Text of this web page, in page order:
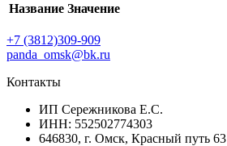
Название Значение
+7 (3812)309-909
panda_omsk@bk.ru
Контакты
ИП Сережникова Е.С.
ИНН: 552502774303
646830, г. Омск, Красный путь 63